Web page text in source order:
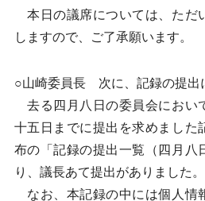
本日の議席については、ただ
しますので、ご了承願います。
○山崎委員長 次に、記録の提出
去る四月八日の委員会におい
十五日までに提出を求めました
布の「記録の提出一覧（四月八
り、議長あて提出がありました。
なお、本記録の中には個人情